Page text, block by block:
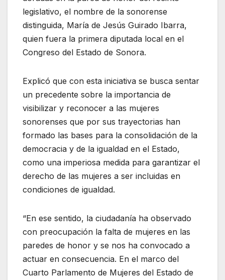
legislativo, el nombre de la sonorense
distinguida, María de Jesús Guirado Ibarra,
quien fuera la primera diputada local en el
Congreso del Estado de Sonora.
Explicó que con esta iniciativa se busca sentar
un precedente sobre la importancia de
visibilizar y reconocer a las mujeres
sonorenses que por sus trayectorias han
formado las bases para la consolidación de la
democracia y de la igualdad en el Estado,
como una imperiosa medida para garantizar el
derecho de las mujeres a ser incluidas en
condiciones de igualdad.
“En ese sentido, la ciudadanía ha observado
con preocupación la falta de mujeres en las
paredes de honor y se nos ha convocado a
actuar en consecuencia. En el marco del
Cuarto Parlamento de Mujeres del Estado de